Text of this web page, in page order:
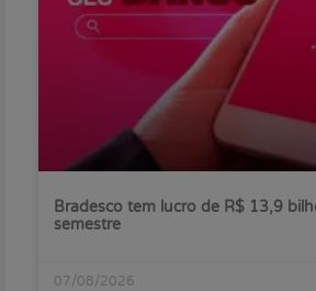
Bradesco tem lucro de R$ 13,9
semestre
07/08/2026